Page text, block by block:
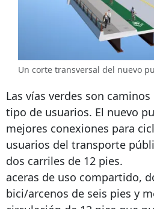
Un corte transversal del nuevo
Las vías verdes son
tipo de usuarios. El nuevo
mejores conexiones para
usuarios del transporte
dos carriles de 12 pies.
aceras de uso compartido,
bici/arcenos de seis pies y